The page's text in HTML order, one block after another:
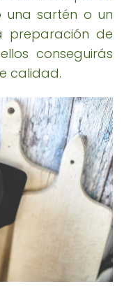
una sartén o un
preparación de
conseguirás
calidad.